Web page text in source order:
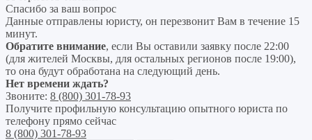
Спасибо за ваш вопрос
Данные отправлены юристу, он перезвонит Вам в течение 15
минут.
Обратите внимание, если Вы оставили заявку после 22:00
(для жителей Москвы, для остальных регионов после 19:00),
то она будут обработана на следующий день.
Нет времени ждать?
Звоните: 8 (800) 301-78-93
Получите профильную консультацию опытного юриста по
телефону прямо сейчас
8 (800) 301-78-93